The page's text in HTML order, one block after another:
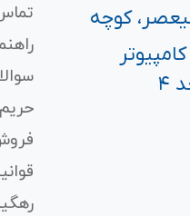
کوچه
کامپیوتر
۴